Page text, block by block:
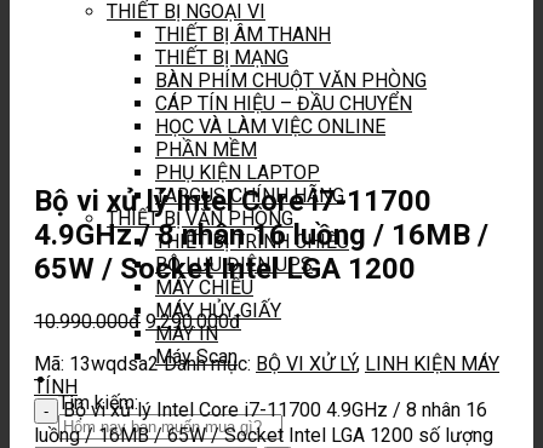
THIẾT BỊ NGOẠI VI
THIẾT BỊ ÂM THANH
THIẾT BỊ MẠNG
BÀN PHÍM CHUỘT VĂN PHÒNG
CÁP TÍN HIỆU – ĐẦU CHUYỂN
HỌC VÀ LÀM VIỆC ONLINE
PHẦN MỀM
PHỤ KIỆN LAPTOP
TARGUS CHÍNH HÃNG
THIẾT BỊ VĂN PHÒNG
THIẾT BỊ TRÌNH CHIẾU
BỘ LƯU ĐIỆN UPS
MÁY CHIẾU
MÁY HỦY GIẤY
MÁY IN
Máy Scan
Tìm kiếm:
Bộ vi xử lý Intel Core i7-11700
4.9GHz / 8 nhân 16 luồng / 16MB /
65W / Socket Intel LGA 1200
10.990.000đ 9.290.000đ
Mã: 13wqdsa2 Danh mục: BỘ VI XỬ LÝ, LINH KIỆN MÁY
TÍNH
Bộ vi xử lý Intel Core i7-11700 4.9GHz / 8 nhân 16
luồng / 16MB / 65W / Socket Intel LGA 1200 số lượng